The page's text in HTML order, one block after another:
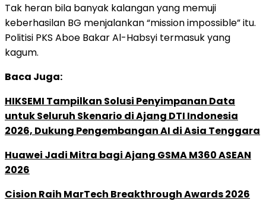
Tak heran bila banyak kalangan yang memuji
keberhasilan BG menjalankan “mission impossible” itu.
Politisi PKS Aboe Bakar Al-Habsyi termasuk yang
kagum.
Baca Juga:
HIKSEMI Tampilkan Solusi Penyimpanan Data
untuk Seluruh Skenario di Ajang DTI Indonesia
2026, Dukung Pengembangan AI di Asia Tenggara
Huawei Jadi Mitra bagi Ajang GSMA M360 ASEAN
2026
Cision Raih MarTech Breakthrough Awards 2026